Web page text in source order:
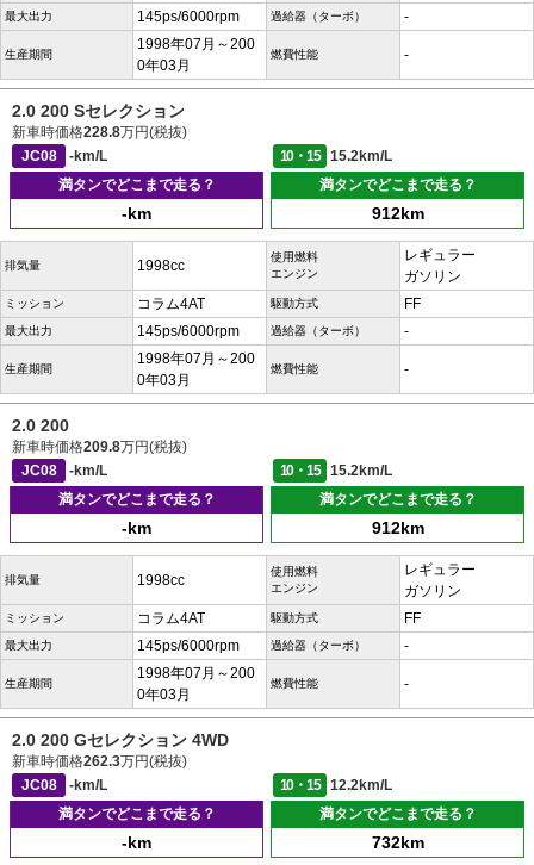
最大出力 145ps/6000rpm 過給器（ターボ） -
生産期間
1998年07月～200
0年03月
燃費性能 -
2.0 200 Sセレクション
新車時価格228.8万円(税抜)
JC08
-km/L 10・15
15.2km/L
満タンでどこまで走る？
-km
満タンでどこまで走る？
912km
排気量 1998cc
使用燃料
エンジン
レギュラー
ガソリン
ミッション コラム4AT 駆動方式 FF
最大出力 145ps/6000rpm 過給器（ターボ） -
生産期間
1998年07月～200
0年03月
燃費性能 -
2.0 200
新車時価格209.8万円(税抜)
JC08
-km/L 10・15
15.2km/L
満タンでどこまで走る？
-km
満タンでどこまで走る？
912km
排気量 1998cc
使用燃料
エンジン
レギュラー
ガソリン
ミッション コラム4AT 駆動方式 FF
最大出力 145ps/6000rpm 過給器（ターボ） -
生産期間
1998年07月～200
0年03月
燃費性能 -
2.0 200 Gセレクション 4WD
新車時価格262.3万円(税抜)
JC08
-km/L 10・15
12.2km/L
満タンでどこまで走る？
-km
満タンでどこまで走る？
732km